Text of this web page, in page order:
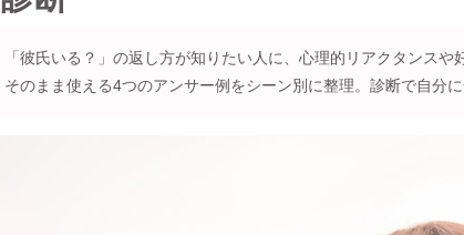
「彼氏いる？」の返し方が知りたい人に、心理的リアクタンスや
そのまま使える4つのアンサー例をシーン別に整理。診断で自分